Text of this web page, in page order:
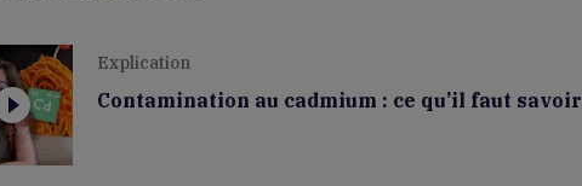
Explication
Contamination au cadmium : ce qu’il faut savoir